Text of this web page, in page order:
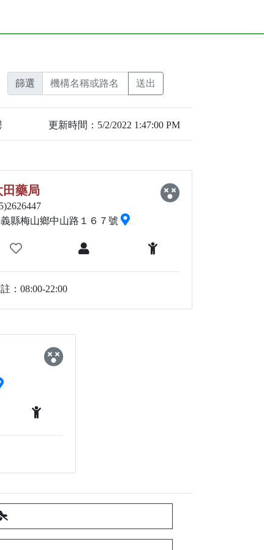
篩選
更新時間：5/2/2022 1:47:00 PM
田藥局
縣梅山鄉中山路１６７號
：08:00-22:00